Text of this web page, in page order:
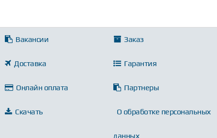
Вакансии Заказ
Доставка Гарантия
Онлайн оплата Партнеры
Скачать О обработке персональных
данных